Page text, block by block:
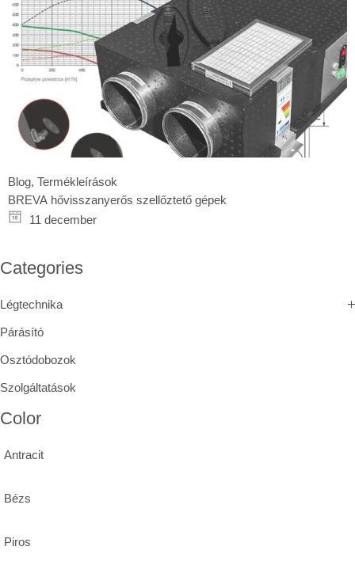
Blog, Termékleírások
BREVA hővisszanyerős szellőztető gépek
11 december
Categories
Légtechnika
Párásító
Osztódobozok
Szolgáltatások
Color
Antracit
Bézs
Piros